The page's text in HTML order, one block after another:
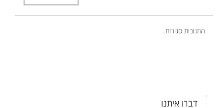
התגובות סגורות.
דברו איתנו